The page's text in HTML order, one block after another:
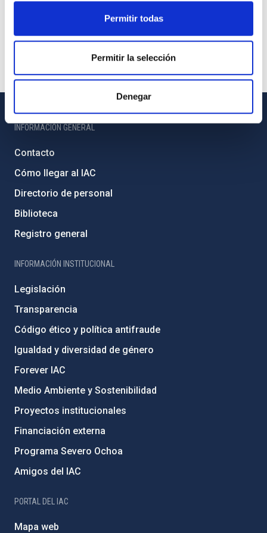
Permitir todas
Permitir la selección
Denegar
INFORMACIÓN GENERAL
Contacto
Cómo llegar al IAC
Directorio de personal
Biblioteca
Registro general
INFORMACIÓN INSTITUCIONAL
Legislación
Transparencia
Código ético y política antifraude
Igualdad y diversidad de género
Forever IAC
Medio Ambiente y Sostenibilidad
Proyectos institucionales
Financiación externa
Programa Severo Ochoa
Amigos del IAC
PORTAL DEL IAC
Mapa web